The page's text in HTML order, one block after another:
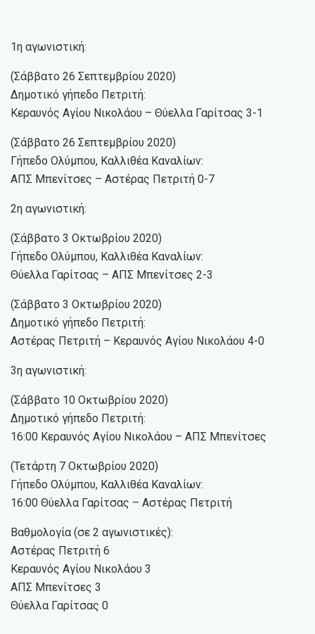
1η αγωνιστική:
(Σάββατο 26 Σεπτεμβρίου 2020)
Δημοτικό γήπεδο Πετριτή:
Κεραυνός Αγίου Νικολάου – Θύελλα Γαρίτσας 3-1
(Σάββατο 26 Σεπτεμβρίου 2020)
Γήπεδο Ολύμπου, Καλλιθέα Καναλίων:
ΑΠΣ Μπενίτσες – Αστέρας Πετριτή 0-7
2η αγωνιστική:
(Σάββατο 3 Οκτωβρίου 2020)
Γήπεδο Ολύμπου, Καλλιθέα Καναλίων:
Θύελλα Γαρίτσας – ΑΠΣ Μπενίτσες 2-3
(Σάββατο 3 Οκτωβρίου 2020)
Δημοτικό γήπεδο Πετριτή:
Αστέρας Πετριτή – Κεραυνός Αγίου Νικολάου 4-0
3η αγωνιστική:
(Σάββατο 10 Οκτωβρίου 2020)
Δημοτικό γήπεδο Πετριτή:
16:00 Κεραυνός Αγίου Νικολάου – ΑΠΣ Μπενίτσες
(Τετάρτη 7 Οκτωβρίου 2020)
Γήπεδο Ολύμπου, Καλλιθέα Καναλίων:
16:00 Θύελλα Γαρίτσας – Αστέρας Πετριτή
Βαθμολογία (σε 2 αγωνιστικές):
Αστέρας Πετριτή 6
Κεραυνός Αγίου Νικολάου 3
ΑΠΣ Μπενίτσες 3
Θύελλα Γαρίτσας 0